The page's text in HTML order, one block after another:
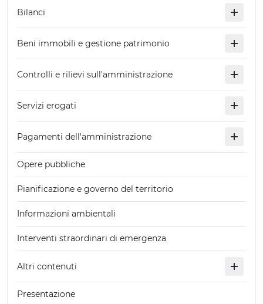
Bilanci
Beni immobili e gestione patrimonio
Controlli e rilievi sull'amministrazione
Servizi erogati
Pagamenti dell'amministrazione
Opere pubbliche
Pianificazione e governo del territorio
Informazioni ambientali
Interventi straordinari di emergenza
Altri contenuti
Presentazione